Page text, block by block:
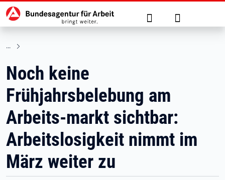
zu den Hauptinhalten springen
Hauptnavigation Suche Anmelden
Noch keine
Frühjahrsbelebung am
Arbeits-markt sichtbar:
Arbeitslosigkeit nimmt im
März weiter zu